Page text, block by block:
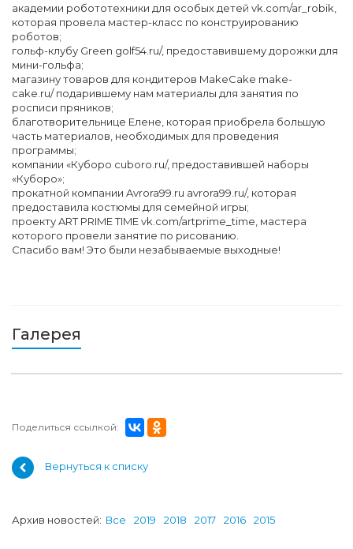
академии робототехники для особых детей vk.com/ar_robik,
которая провела мастер-класс по конструированию
роботов;
гольф-клубу Green golf54.ru/, предоставившему дорожки для
мини-гольфа;
магазину товаров для кондитеров MakeCake make-
cake.ru/ подарившему нам материалы для занятия по
росписи пряников;
благотворительнице Елене, которая приобрела большую
часть материалов, необходимых для проведения
программы;
компании «Куборо cuboro.ru/, предоставившей наборы
«Куборо»;
прокатной компании Avrora99.ru avrora99.ru/, которая
предоставила костюмы для cемейной игры;
проекту ART PRIME TIME vk.com/artprime_time, мастера
которого провели занятие по рисованию.
Спасибо вам! Это были незабываемые выходные!
Галерея
Поделиться ссылкой:
Вернуться к списку
Архив новостей: Все 2019 2018 2017 2016 2015